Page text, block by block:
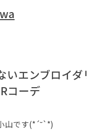
いエンブロイダ
コーデ
山です(*´˘`*)